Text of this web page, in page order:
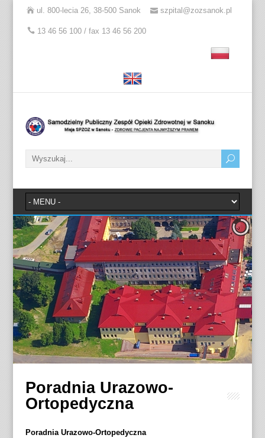
ul. 800-lecia 26, 38-500 Sanok szpital@zozsanok.pl
13 46 56 100 / fax 13 46 56 200
Poradnia Urazowo-
Ortopedyczna
Poradnia Urazowo-Ortopedyczna